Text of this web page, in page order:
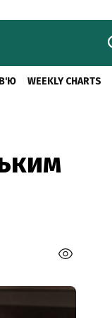
WEEKLY CHARTS